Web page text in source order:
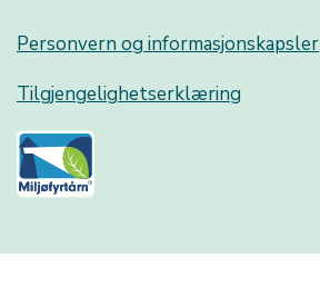
Personvern og informasjonskapsler
Tilgjengelighetserklæring